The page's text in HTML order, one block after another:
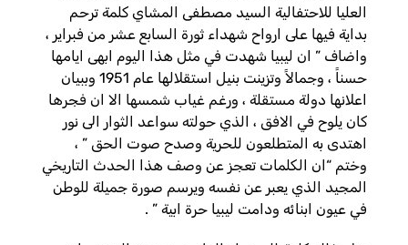
العليا للاحتفالية السيد مصطفى المشاي كلمة ترحم
بداية فيها على ارواح شهداء ثورة السابع عشر من فبراير ،
واضاف ” ان ليبيا شهدت في مثل هذا اليوم ابهى ايامها
حسناً ، وجمالاً وتزينت بنيل استقلالها عام 1951 وببيان
اعلانها دولة مستقلة ، ورغم غياب شمسها الا ان فجرها
كان يلوح في الافق ، الذي حولته سواعد الثوار الى نور
اهتدى به المتطلعون للحرية وصدح صوت الحق ” ،
وختم “ان الكلمات تعجز عن وصف هذا الحدث التاريخي
المجيد الذي يعبر عن نفسه ويرسم صورة جميلة للوطن
في عيون ابنائه ودامت ليبيا حرة ابية ” .